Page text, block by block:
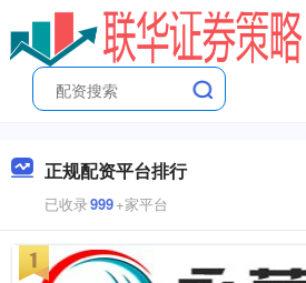
正规配资平台排行
已收录999+家平台